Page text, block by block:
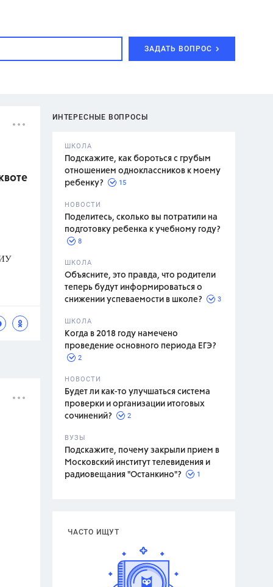
ЗАДАТЬ ВОПРОС
ИНТЕРЕСНЫЕ ВОПРОСЫ
ШКОЛА
Подскажите, как бороться с грубым
отношением одноклассников к моему
ребенку?
15
НОВОСТИ
Поделитесь, сколько вы потратили на
подготовку ребенка к учебному году?
8
ШКОЛА
Объясните, это правда, что родители
теперь будут информироваться о
снижении успеваемости в школе?
3
ШКОЛА
Когда в 2018 году намечено
проведение основного периода ЕГЭ?
2
НОВОСТИ
Будет ли как-то улучшаться система
проверки и организации итоговых
сочинений?
2
ВУЗЫ
Подскажите, почему закрыли прием в
Московский институт телевидения и
радиовещания "Останкино"?
1
ЧАСТО ИЩУТ